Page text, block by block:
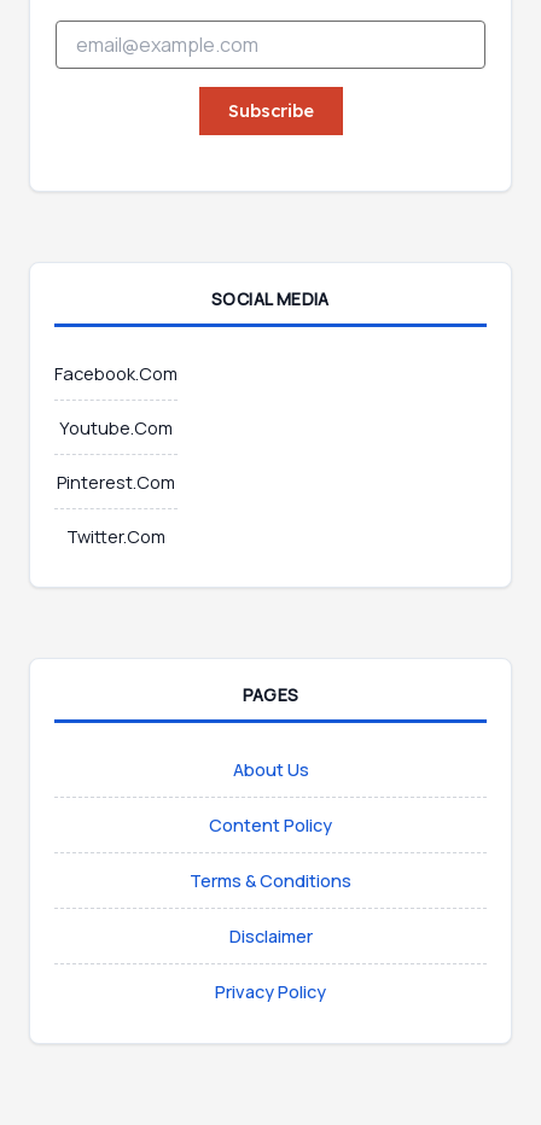
a
i
l
*
E
Subscribe
SOCIAL MEDIA
Facebook.Com
Youtube.Com
Pinterest.Com
Twitter.Com
PAGES
About Us
Content Policy
Terms & Conditions
Disclaimer
Privacy Policy